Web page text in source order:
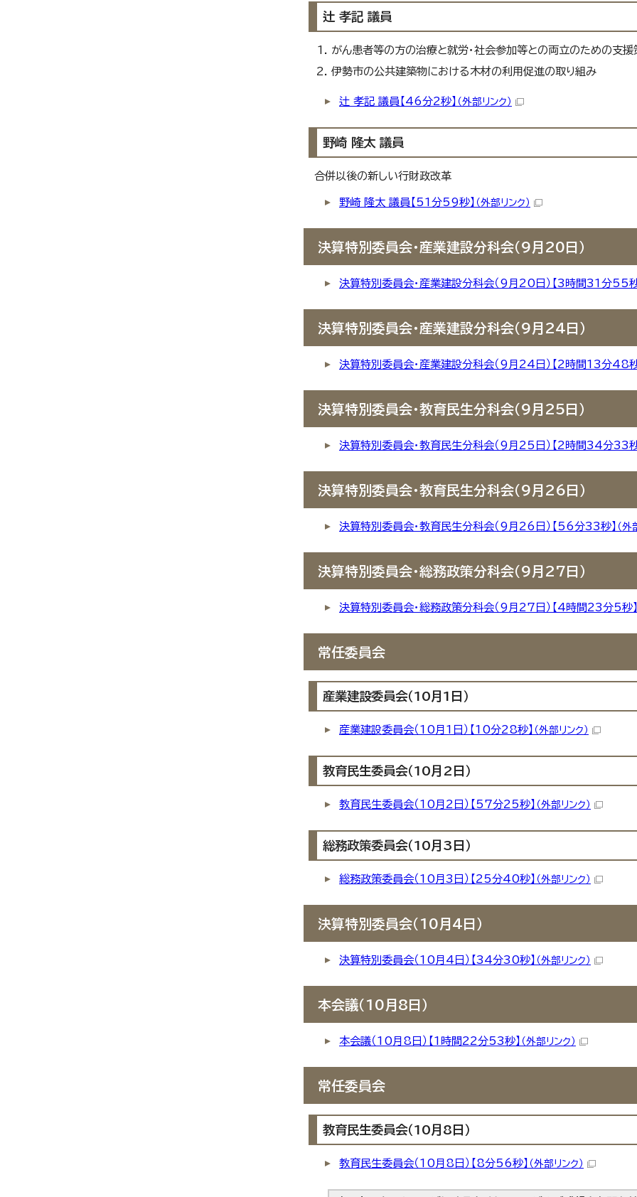
辻 孝記 議員
がん患者等の方の治療と就労・社会参加等との両立のための支援
伊勢市の公共建築物における木材の利用促進の取り組み
辻 孝記 議員【46分2秒】 （外部リンク）
野崎 隆太 議員
合併以後の新しい行財政改革
野崎 隆太 議員【51分59秒】 （外部リンク）
決算特別委員会・産業建設分科会（9月20日）
決算特別委員会・産業建設分科会（9月20日）【3時間31分55秒
決算特別委員会・産業建設分科会（9月24日）
決算特別委員会・産業建設分科会（9月24日）【2時間13分48秒
決算特別委員会・教育民生分科会（9月25日）
決算特別委員会・教育民生分科会（9月25日）【2時間34分33秒
決算特別委員会・教育民生分科会（9月26日）
決算特別委員会・教育民生分科会（9月26日）【56分33秒】 （外
決算特別委員会・総務政策分科会（9月27日）
決算特別委員会・総務政策分科会（9月27日）【4時間23分5秒
常任委員会
産業建設委員会（10月1日）
産業建設委員会（10月1日）【10分28秒】 （外部リンク）
教育民生委員会（10月2日）
教育民生委員会（10月2日）【57分25秒】 （外部リンク）
総務政策委員会（10月3日）
総務政策委員会（10月3日）【25分40秒】 （外部リンク）
決算特別委員会（10月4日）
決算特別委員会（10月4日）【34分30秒】 （外部リンク）
本会議（10月8日）
本会議（10月8日）【1時間22分53秒】 （外部リンク）
常任委員会
教育民生委員会（10月8日）
教育民生委員会（10月8日）【8分56秒】 （外部リンク）